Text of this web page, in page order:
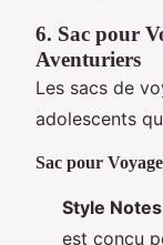
6. Sac pour
Aventuriers
Les sacs de
adolescents
Sac pour
Style Notes
est conçu